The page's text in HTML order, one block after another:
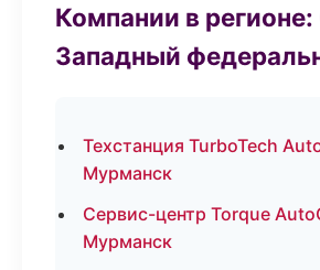
Компании в
Западный
Техстанция TurboTech
Мурманск
Сервис-центр Torque
Мурманск